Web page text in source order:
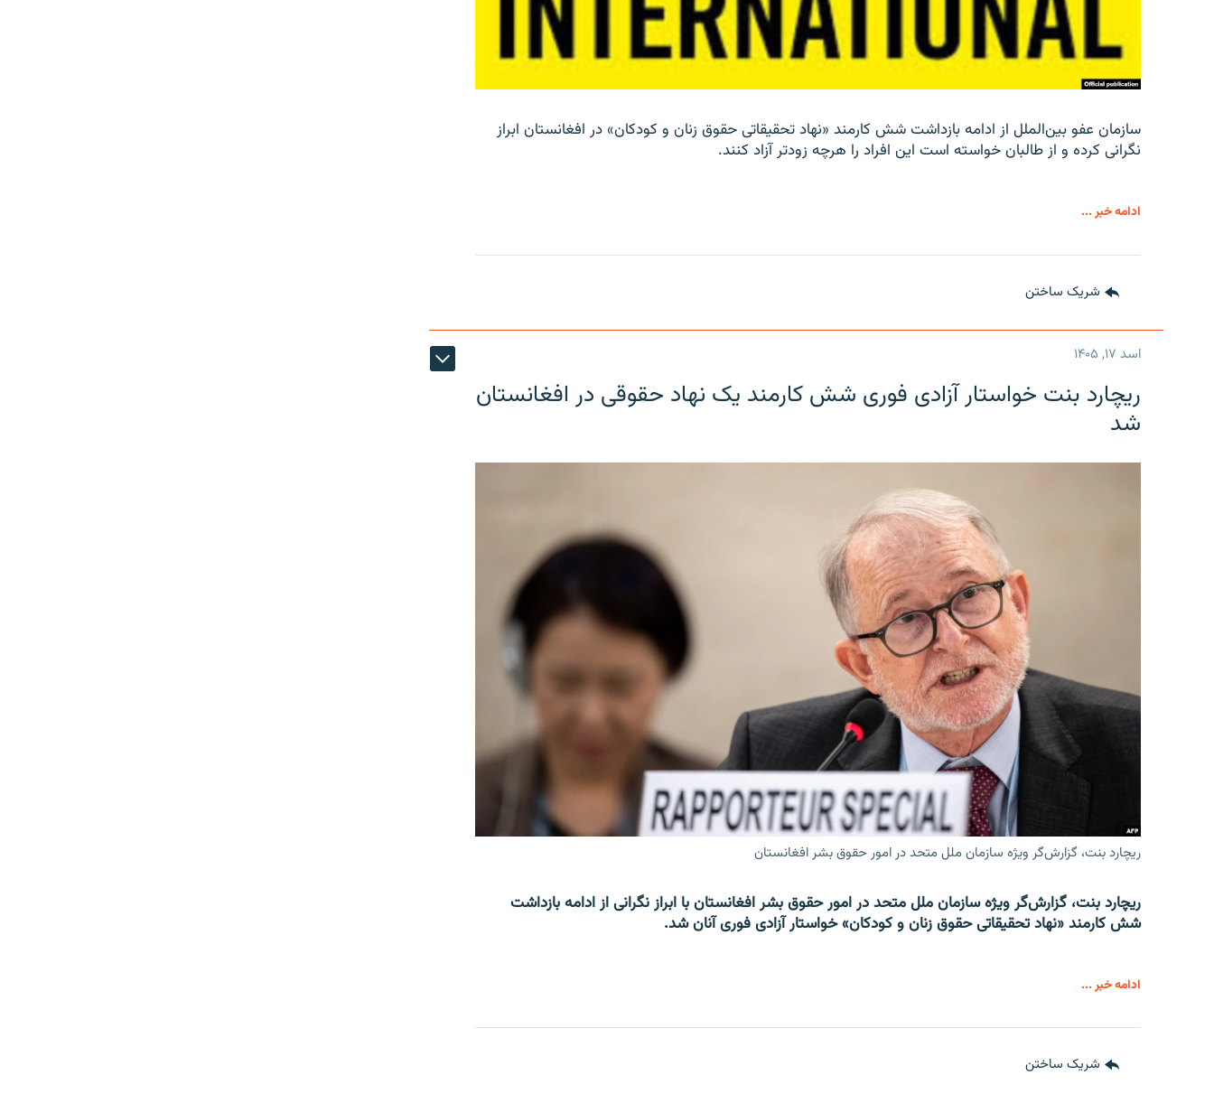
سازمان عفو بین‌الملل از ادامه بازداشت شش کارمند «نهاد تحقیقاتی حقوق زنان و کودکان» در افغانستان ابراز
نگرانی کرده و از طالبان خواسته است این افراد را هرچه زودتر آزاد کنند.
ادامه خبر ...
شریک ساختن
اسد ۱۷, ۱۴۰۵
ریچارد بنت خواستار آزادی فوری شش کارمند یک نهاد حقوقی در افغانستان
شد
ریچارد بنت، گزارش‌گر ویژه سازمان ملل متحد در امور حقوق بشر افغانستان
ریچارد بنت، گزارش‌گر ویژه سازمان ملل متحد در امور حقوق بشر افغانستان با ابراز نگرانی از ادامه بازداشت
شش کارمند «نهاد تحقیقاتی حقوق زنان و کودکان» خواستار آزادی فوری آنان شد.
ادامه خبر ...
شریک ساختن